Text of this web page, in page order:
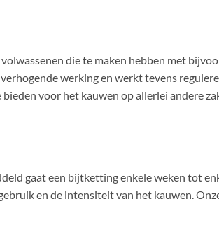
die te maken hebben met
werking en werkt tevens
voor het kauwen op allerlei andere
gaat een bijtketting enkele weken tot
en de intensiteit van het kauwen.